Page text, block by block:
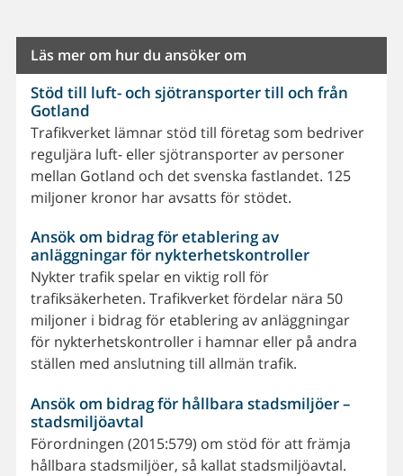
Läs mer om hur du ansöker om
Stöd till luft- och sjötransporter till och från
Gotland
Trafikverket lämnar stöd till företag som bedriver
reguljära luft- eller sjötransporter av personer
mellan Gotland och det svenska fastlandet. 125
miljoner kronor har avsatts för stödet.
Ansök om bidrag för etablering av
anläggningar för nykterhetskontroller
Nykter trafik spelar en viktig roll för
trafiksäkerheten. Trafikverket fördelar nära 50
miljoner i bidrag för etablering av anläggningar
för nykterhetskontroller i hamnar eller på andra
ställen med anslutning till allmän trafik.
Ansök om bidrag för hållbara stadsmiljöer –
stadsmiljöavtal
Förordningen (2015:579) om stöd för att främja
hållbara stadsmiljöer, så kallat stadsmiljöavtal.